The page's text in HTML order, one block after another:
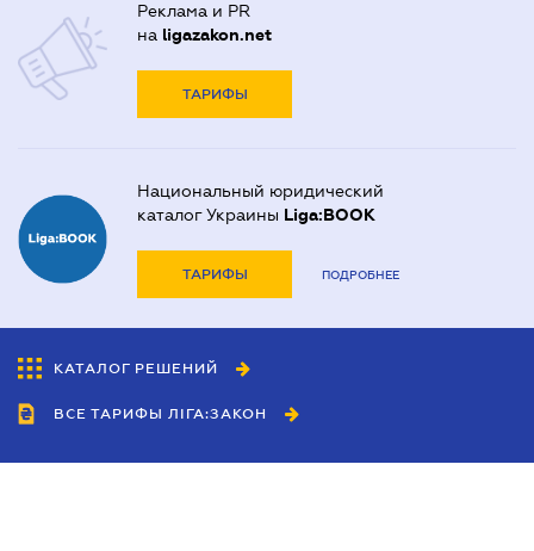
Реклама и PR
на ligazakon.net
ТАРИФЫ
Национальный юридический
каталог Украины Liga:BOOK
ТАРИФЫ ПОДРОБНЕЕ
КАТАЛОГ РЕШЕНИЙ
ВСЕ ТАРИФЫ ЛІГА:ЗАКОН